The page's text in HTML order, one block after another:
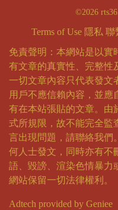
©2026
Terms of Use 隱私 聯
免責聲明：本網站是以實
有文章的真實性、完整性
一切文章內容只代表發文
用戶不應信賴內容，並應
有在本站張貼的文章。由
式所規限，故不能完全監
言出現問題，請聯絡我們
何人士發文，同時亦有不
語、毀謗、渲染色情暴力
網站保留一切法律權利。
Adtech provided by Geniee